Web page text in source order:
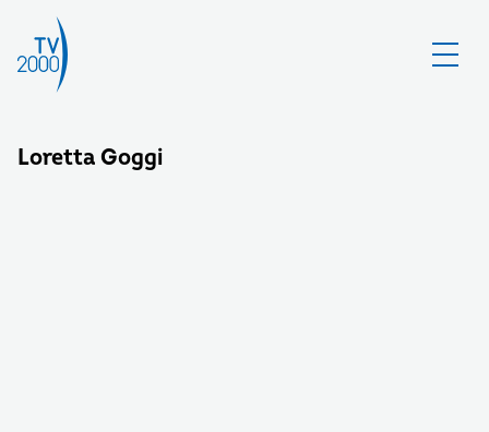
Loretta Goggi